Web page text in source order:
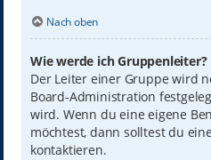
Nach oben
Wie werde ich Gruppenleiter?
Der Leiter einer Gruppe wird
Board-Administration
wird. Wenn du eine eigene
möchtest, dann solltest du
kontaktieren.